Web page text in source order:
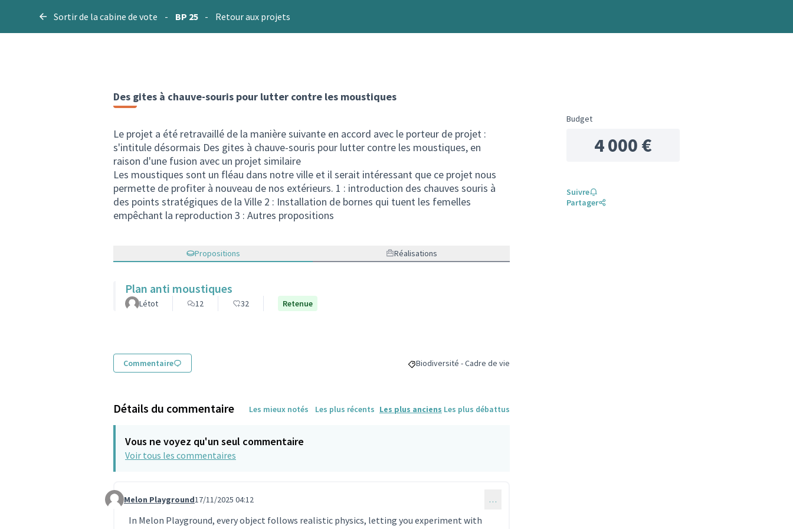
Sortir de la cabine de vote - BP 25 - Retour aux projets
Des gites à chauve-souris pour lutter contre les moustiques
Le projet a été retravaillé de la manière suivante en accord avec le porteur de projet :
s'intitule désormais Des gites à chauve-souris pour lutter contre les moustiques, en
raison d'une fusion avec un projet similaire
Les moustiques sont un fléau dans notre ville et il serait intéressant que ce projet nous
permette de profiter à nouveau de nos extérieurs. 1 : introduction des chauves souris à
des points stratégiques de la Ville 2 : Installation de bornes qui tuent les femelles
empêchant la reproduction 3 : Autres propositions
Propositions Réalisations
Plan anti moustiques
Létot 12 32 Retenue
Commentaire Filtrer les résultats pour le secteur : Biodiversité - Cadre de vie
Biodiversité - Cadre de vie
Budget
4 000 €
Suivre
Partager
Détails du commentaire Les mieux notés Les plus récents Les plus anciens Les plus débattus
Vous ne voyez qu'un seul commentaire
Voir tous les commentaires
Commentaire 1977
Melon Playground17/11/2025 04:12 …
In Melon Playground, every object follows realistic physics, letting you experiment with